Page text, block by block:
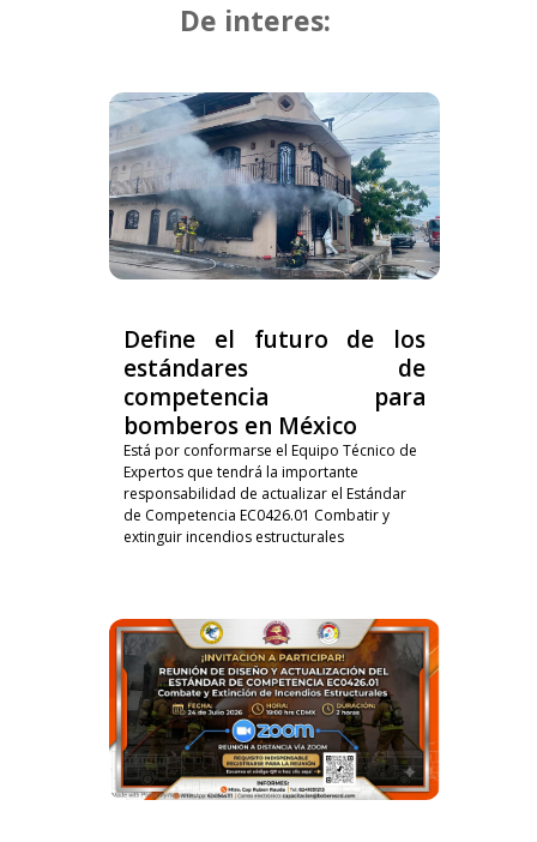
De interes:
Define el futuro de los
estándares de
competencia para
bomberos en México
Está por conformarse el Equipo Técnico de
Expertos que tendrá la importante
responsabilidad de actualizar el Estándar
de Competencia EC0426.01 Combatir y
extinguir incendios estructurales